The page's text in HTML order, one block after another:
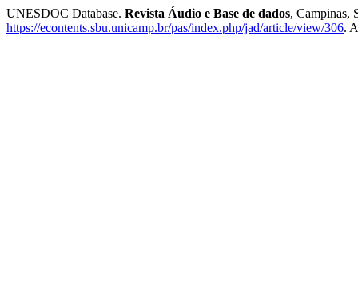
UNESDOC Database. Revista Áudio e Base de dados, Campinas,
https://econtents.sbu.unicamp.br/pas/index.php/jad/article/view/306.